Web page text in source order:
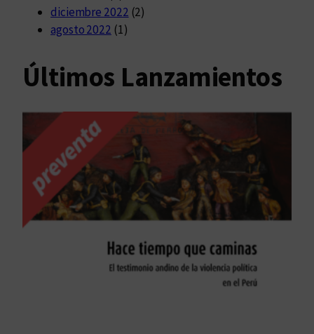
diciembre 2022 (2)
agosto 2022 (1)
Últimos Lanzamientos